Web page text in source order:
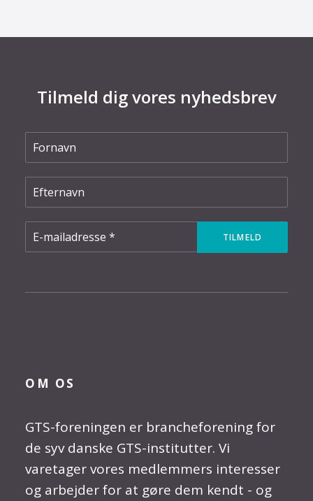
Tilmeld dig vores nyhedsbrev
OM OS
GTS-foreningen er brancheforening for
de syv danske GTS-institutter. Vi
varetager vores medlemmers interesser
og arbejder for at gøre dem kendt - og